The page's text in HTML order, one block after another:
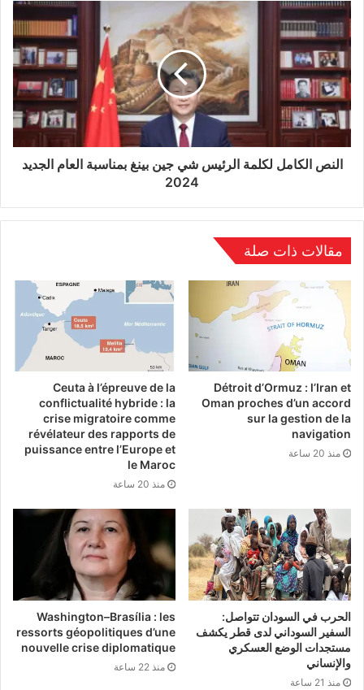
تحقيق نتائج جديدة في التعاون الأكبر بين دول
البريكس”.
النص الكامل لكلمة الرئيس شي جين بينغ بمناسبة العام الجديد
2024
مقالات ذات صلة
Détroit d’Ormuz : l’Iran et
Oman proches d’un accord
sur la gestion de la
navigation
منذ 20 ساعة
Ceuta à l’épreuve de la
conflictualité hybride : la
crise migratoire comme
révélateur des rapports de
puissance entre l’Europe et
le Maroc
منذ 20 ساعة
الحرب في السودان تتواصل:
السفير السوداني لدى قطر يكشف
مستجدات الوضع العسكري
والإنساني
منذ 21 ساعة
Washington–Brasília : les
ressorts géopolitiques d’une
nouvelle crise diplomatique
منذ 22 ساعة